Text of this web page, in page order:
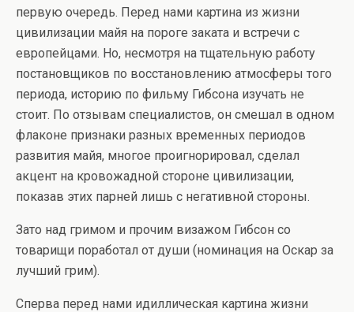
первую очередь. Перед нами картина из жизни
цивилизации майя на пороге заката и встречи с
европейцами. Но, несмотря на тщательную работу
постановщиков по восстановлению атмосферы того
периода, историю по фильму Гибсона изучать не
стоит. По отзывам специалистов, он смешал в одном
флаконе признаки разных временных периодов
развития майя, многое проигнорировал, сделал
акцент на кровожадной стороне цивилизации,
показав этих парней лишь с негативной стороны.
Зато над гримом и прочим визажом Гибсон со
товарищи поработал от души (номинация на Оскар за
лучший грим).
Сперва перед нами идиллическая картина жизни